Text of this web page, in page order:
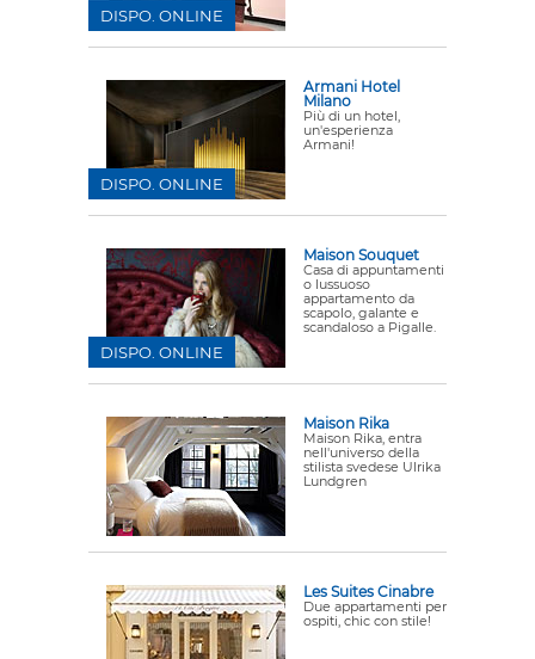
DISPO. ONLINE
Armani Hotel
Milano
Più di un hotel,
un'esperienza
Armani!
DISPO. ONLINE
Maison Souquet
Casa di appuntamenti
o lussuoso
appartamento da
scapolo, galante e
scandaloso a Pigalle.
DISPO. ONLINE
Maison Rika
Maison Rika, entra
nell'universo della
stilista svedese Ulrika
Lundgren
Les Suites Cinabre
Due appartamenti per
ospiti, chic con stile!